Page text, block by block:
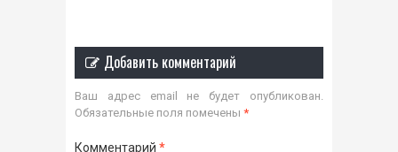
Добавить комментарий
Ваш адрес email не будет опубликован.
Обязательные поля помечены *
Комментарий *